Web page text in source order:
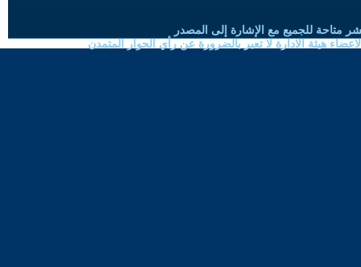
متاحة للجميع مع الإشارة إلى المصدر
هيئة الادارة لا تعبر بالضرورة عن رأي الحوار المتمدن